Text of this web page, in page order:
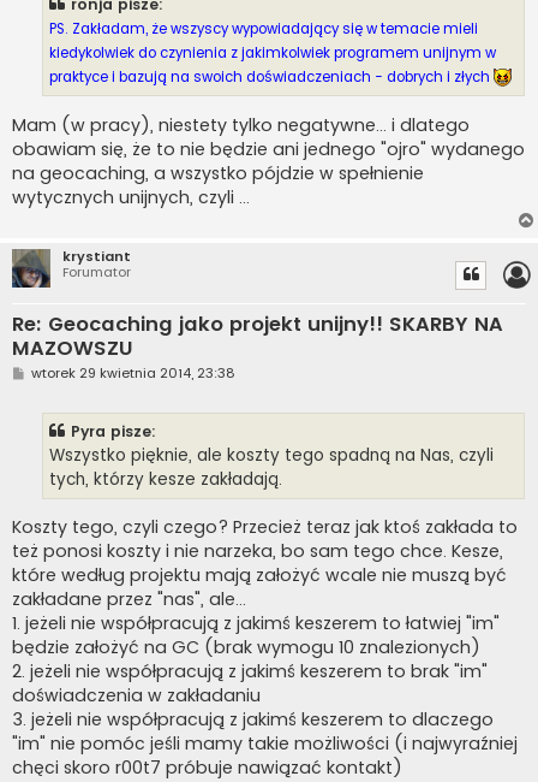
ronja pisze:
PS. Zakładam, że wszyscy wypowiadający się w temacie mieli
kiedykolwiek do czynienia z jakimkolwiek programem unijnym w
praktyce i bazują na swoich doświadczeniach - dobrych i złych
Mam (w pracy), niestety tylko negatywne... i dlatego
obawiam się, że to nie będzie ani jednego "ojro" wydanego
na geocaching, a wszystko pójdzie w spełnienie
wytycznych unijnych, czyli ...
krystiant
Forumator
Re: Geocaching jako projekt unijny!! SKARBY NA
MAZOWSZU
Pwtorek 29 kwietnia 2014, 23:38
Pyra pisze:
Wszystko pięknie, ale koszty tego spadną na Nas, czyli
tych, którzy kesze zakładają.
Koszty tego, czyli czego? Przecież teraz jak ktoś zakłada to
też ponosi koszty i nie narzeka, bo sam tego chce. Kesze,
które według projektu mają założyć wcale nie muszą być
zakładane przez "nas", ale...
1. jeżeli nie współpracują z jakimś keszerem to łatwiej "im"
będzie założyć na GC (brak wymogu 10 znalezionych)
2. jeżeli nie współpracują z jakimś keszerem to brak "im"
doświadczenia w zakładaniu
3. jeżeli nie współpracują z jakimś keszerem to dlaczego
"im" nie pomóc jeśli mamy takie możliwości (i najwyraźniej
chęci skoro r00t7 próbuje nawiązać kontakt)